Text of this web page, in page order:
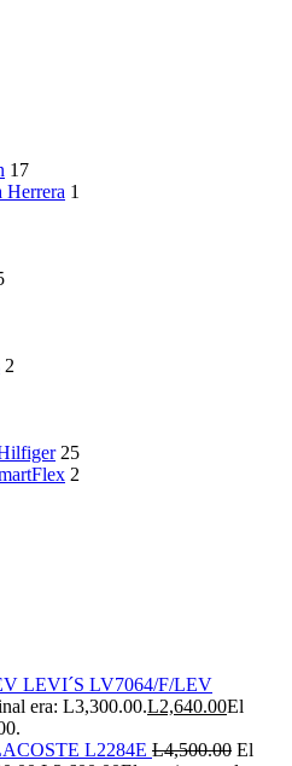
17
Herrera 1
2
25
2
LEVI´S LV7064/F/LEV
era: L3,300.00.L2,640.00El
L2284E L4,500.00 El